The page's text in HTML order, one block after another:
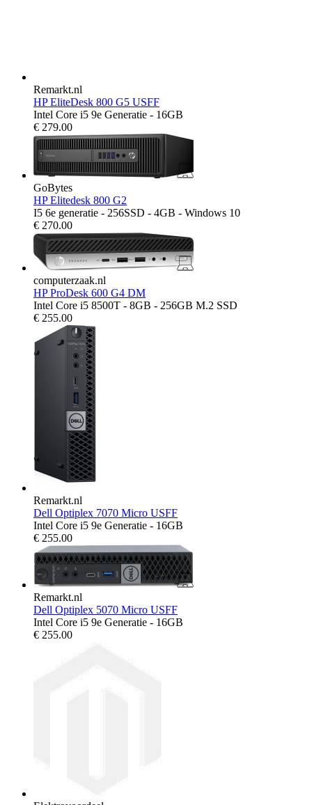
Remarkt.nl
HP EliteDesk 800 G5 USFF
Intel Core i5 9e Generatie - 16GB
€ 279.00
GoBytes
HP Elitedesk 800 G2
I5 6e generatie - 256SSD - 4GB - Windows 10
€ 270.00
computerzaak.nl
HP ProDesk 600 G4 DM
Intel Core i5 8500T - 8GB - 256GB M.2 SSD
€ 255.00
Remarkt.nl
Dell Optiplex 7070 Micro USFF
Intel Core i5 9e Generatie - 16GB
€ 255.00
Remarkt.nl
Dell Optiplex 5070 Micro USFF
Intel Core i5 9e Generatie - 16GB
€ 255.00